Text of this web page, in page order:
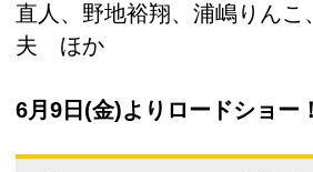
直人、野地裕翔、浦嶋りんこ
夫 ほか
6月9日(金)よりロードショー